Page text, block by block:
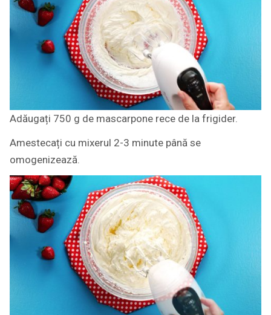
Adăugați 750 g de mascarpone rece de la frigider.
Amestecați cu mixerul 2-3 minute până se
omogenizează.